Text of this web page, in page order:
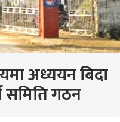
अध्ययन बिदा
समिति गठन